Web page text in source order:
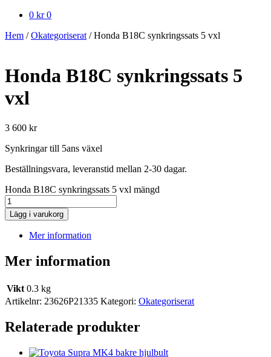
0 kr 0
Hem /Okategoriserat /Honda B18C synkringssats 5 vxl
Honda B18C synkringssats 5
vxl
3 600 kr
Synkringar till 5ans växel
Beställningsvara, leveranstid mellan 2-30 dagar.
Honda B18C synkringssats 5 vxl mängd
Lägg i varukorg
Mer information
Mer information
Vikt 0.3 kg
Artikelnr: 23626P21335 Kategori: Okategoriserat
Relaterade produkter